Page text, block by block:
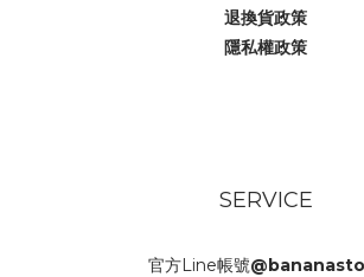
退換貨政策
隱私權政策
SERVICE
官方Line帳號